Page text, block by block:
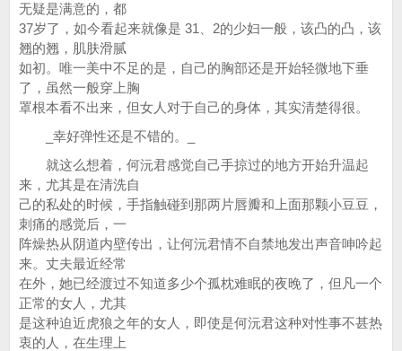
无疑是满意的，都
37岁了，如今看起来就像是 31、2的少妇一般，该凸的凸，该
翘的翘，肌肤滑腻
如初。唯一美中不足的是，自己的胸部还是开始轻微地下垂
了，虽然一般穿上胸
罩根本看不出来，但女人对于自己的身体，其实清楚得很。
_幸好弹性还是不错的。_
就这么想着，何沅君感觉自己手掠过的地方开始升温起
来，尤其是在清洗自
己的私处的时候，手指触碰到那两片唇瓣和上面那颗小豆豆，
刺痛的感觉后，一
阵燥热从阴道内壁传出，让何沅君情不自禁地发出声音呻吟起
来。丈夫最近经常
在外，她已经渡过不知道多少个孤枕难眠的夜晚了，但凡一个
正常的女人，尤其
是这种迫近虎狼之年的女人，即使是何沅君这种对性事不甚热
衷的人，在生理上